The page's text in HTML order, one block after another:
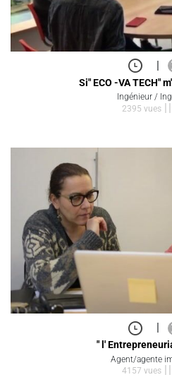
|
Si" ECO -VA TECH"
Ingénieur /
2395 vues
|
" l'
Agent/agente
4157 vues